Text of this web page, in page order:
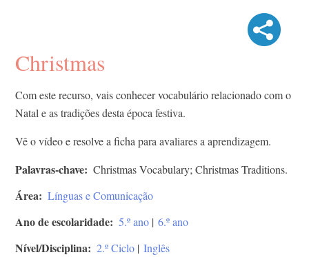
Christmas
Com este recurso, vais conhecer vocabulário relacionado com o
Natal e as tradições desta época festiva.
Vê o vídeo e resolve a ficha para avaliares a aprendizagem.
Palavras-chave Christmas Vocabulary; Christmas Traditions.
Área Línguas e Comunicação
Ano de escolaridade 5.º ano | 6.º ano
Nível/Disciplina 2.º Ciclo | Inglês